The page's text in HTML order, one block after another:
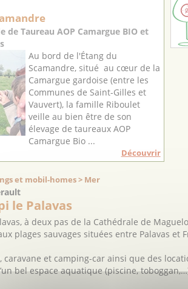
de Taureau AOP Camargue BIO et
Au bord de l'Étang du
Scamandre, situé au cœur de la
Camargue gardoise (entre les
Communes de Saint-Gilles et
Vauvert), la famille Riboulet
veille au bien être de son
élevage de taureaux AOP
Camargue Bio ...
Découvrir
et mobil-homes > Mer
le Palavas
à deux pas de la Cathédrale de
plages sauvages situées entre Palavas et
caravane et camping-car ainsi que des
bel espace aquatique (piscine,